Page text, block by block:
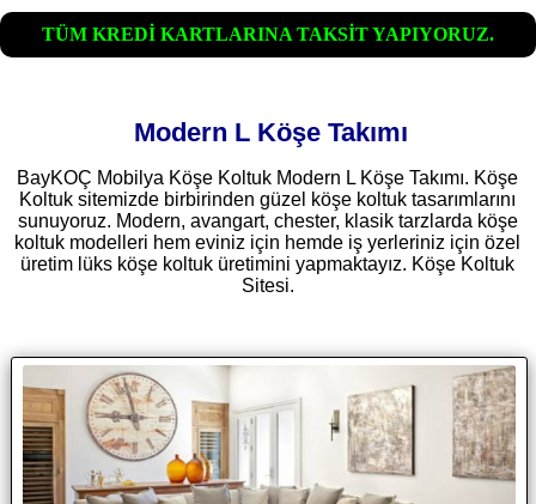
TÜM KREDİ KARTLARINA TAKSİT YAPIYORUZ.
Modern L Köşe Takımı
BayKOÇ Mobilya Köşe Koltuk Modern L Köşe Takımı. Köşe
Koltuk sitemizde birbirinden güzel köşe koltuk tasarımlarını
sunuyoruz. Modern, avangart, chester, klasik tarzlarda köşe
koltuk modelleri hem eviniz için hemde iş yerleriniz için özel
üretim lüks köşe koltuk üretimini yapmaktayız. Köşe Koltuk
Sitesi.